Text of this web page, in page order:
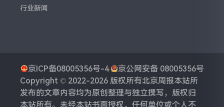
行业新闻
京ICP备08005356号-4
京公网安备 08005356号
Copyright © 2022-2026 版权所有北京周报本站所
发布的文章内容均为原创整理与独立撰写，版权归
本站所有。未经本站书面授权，任何单位或个人不